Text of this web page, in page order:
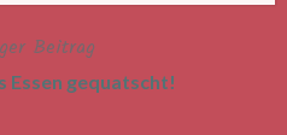
Beitrag
Essen gequatscht!